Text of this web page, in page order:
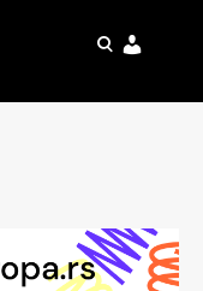
pretraga